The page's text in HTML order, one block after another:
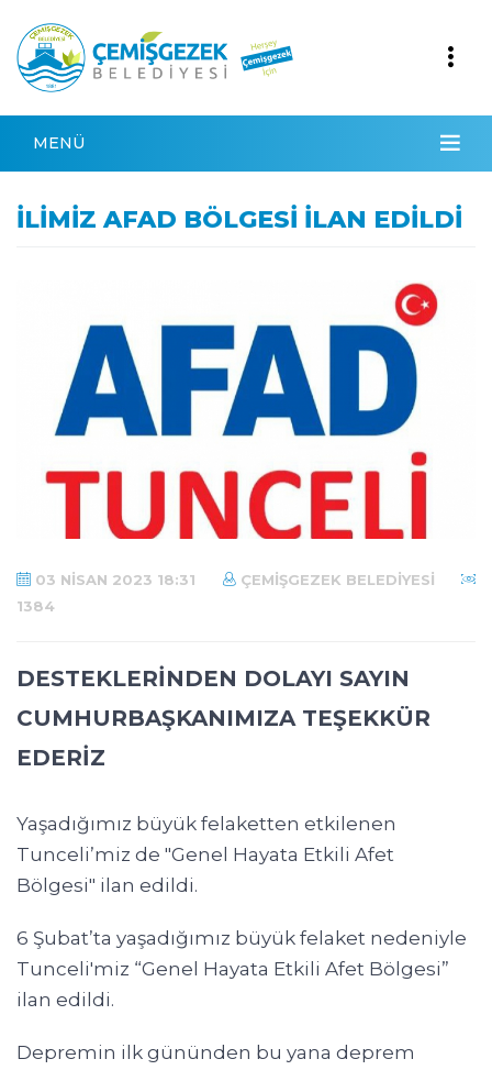
MENÜ
İLİMİZ AFAD BÖLGESİ İLAN EDİLDİ
03 NISAN 2023 18:31
ÇEMIŞGEZEK BELEDIYESI
1384
DESTEKLERİNDEN DOLAYI SAYIN
CUMHURBAŞKANIMIZA TEŞEKKÜR
EDERİZ
Yaşadığımız büyük felaketten etkilenen
Tunceli’miz de "Genel Hayata Etkili Afet
Bölgesi" ilan edildi.
6 Şubat’ta yaşadığımız büyük felaket nedeniyle
Tunceli'miz “Genel Hayata Etkili Afet Bölgesi”
ilan edildi.
Depremin ilk gününden bu yana deprem